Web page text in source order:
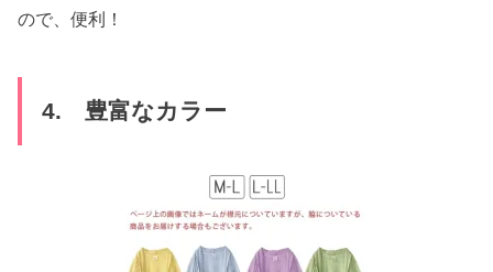
ので、便利！
4. 豊富なカラー